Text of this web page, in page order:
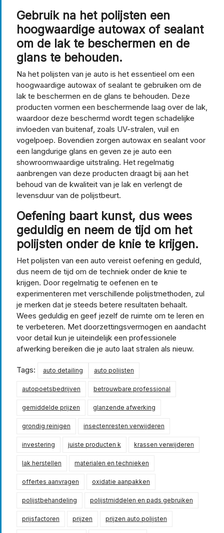
Gebruik na het polijsten een
hoogwaardige autowax of sealant
om de lak te beschermen en de
glans te behouden.
Na het polijsten van je auto is het essentieel om een
hoogwaardige autowax of sealant te gebruiken om de
lak te beschermen en de glans te behouden. Deze
producten vormen een beschermende laag over de lak,
waardoor deze beschermd wordt tegen schadelijke
invloeden van buitenaf, zoals UV-stralen, vuil en
vogelpoep. Bovendien zorgen autowax en sealant voor
een langdurige glans en geven ze je auto een
showroomwaardige uitstraling. Het regelmatig
aanbrengen van deze producten draagt bij aan het
behoud van de kwaliteit van je lak en verlengt de
levensduur van de polijstbeurt.
Oefening baart kunst, dus wees
geduldig en neem de tijd om het
polijsten onder de knie te krijgen.
Het polijsten van een auto vereist oefening en geduld,
dus neem de tijd om de techniek onder de knie te
krijgen. Door regelmatig te oefenen en te
experimenteren met verschillende polijstmethoden, zul
je merken dat je steeds betere resultaten behaalt.
Wees geduldig en geef jezelf de ruimte om te leren en
te verbeteren. Met doorzettingsvermogen en aandacht
voor detail kun je uiteindelijk een professionele
afwerking bereiken die je auto laat stralen als nieuw.
Tags: auto detailing auto polijsten
autopoetsbedrijven betrouwbare professional
gemiddelde prijzen glanzende afwerking
grondig reinigen insectenresten verwijderen
investering juiste producten k krassen verwijderen
lak herstellen materialen en technieken
offertes aanvragen oxidatie aanpakken
polijstbehandeling polijstmiddelen en pads gebruiken
prijsfactoren prijzen prijzen auto polijsten